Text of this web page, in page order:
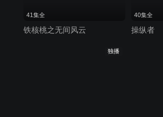
41集全
铁核桃之无间风云
40集全
操纵者
独播